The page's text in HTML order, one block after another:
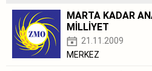
MARTA KADAR
MİLLİYET
21.11.2009
MERKEZ